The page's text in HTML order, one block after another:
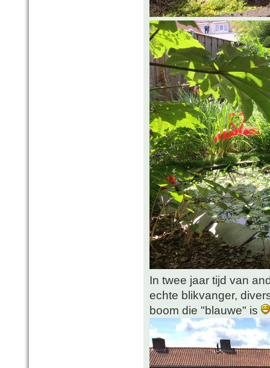
In twee jaar tijd van
echte blikvanger,
boom die "blauwe" is